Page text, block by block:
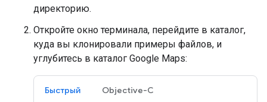
директорию.
Откройте окно терминала, перейдите в каталог,
куда вы клонировали примеры файлов, и
углубитесь в каталог Google Maps:
Быстрый Objective-C